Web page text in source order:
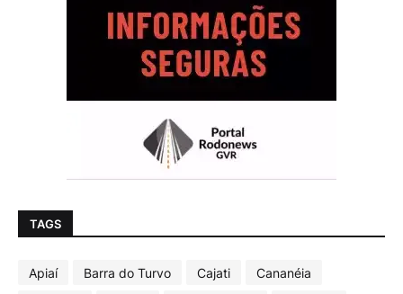
TAGS
Apiaí Barra do Turvo Cajati
Cananéia